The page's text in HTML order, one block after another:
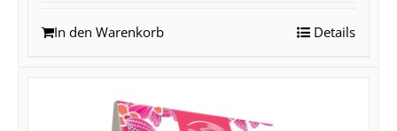
In den Warenkorb Details